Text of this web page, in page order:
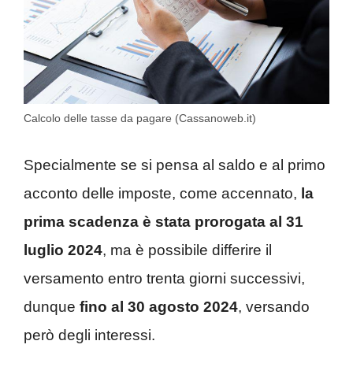
Calcolo delle tasse da pagare (Cassanoweb.it)
Specialmente se si pensa al saldo e al primo
acconto delle imposte, come accennato, la
prima scadenza è stata prorogata al 31
luglio 2024, ma è possibile differire il
versamento entro trenta giorni successivi,
dunque fino al 30 agosto 2024, versando
però degli interessi.